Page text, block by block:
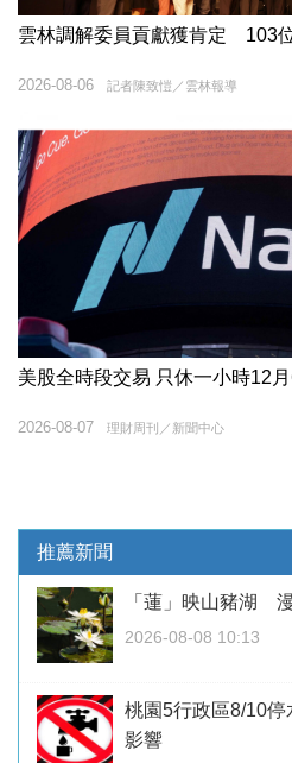
雲林調解委員貢獻獲肯定 103
記者陳致愷／雲林報導
2026-08-06
美股全時段交易 只休一小時12
理財周刊／新聞中心
2026-08-07
推薦新聞
「蓮」映山豬湖
2026-08-08 10:13
桃園5行政區8/10
影響